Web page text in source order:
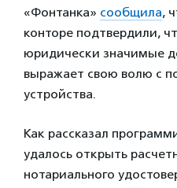
«Фонтанка» сообщила,
конторе подтвердили,
юридически значимые
выражает свою волю с
устройства.
Как рассказал
удалось открыть
нотариального